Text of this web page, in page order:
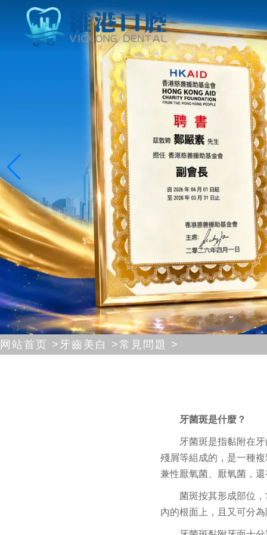
网站首页 > 牙齒美白 >常見問題 >
牙菌斑是什麼？
牙菌斑是指黏附在
殘屑等組成的，是一種
兼性厭氧菌、厭氧菌，
菌斑按其形成部位
內的根面上，且又可分